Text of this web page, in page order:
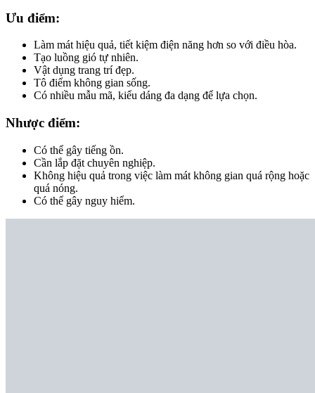
Ưu điểm:
Làm mát hiệu quả, tiết kiệm điện năng hơn so với điều hòa.
Tạo luồng gió tự nhiên.
Vật dụng trang trí đẹp.
Tô điểm không gian sống.
Có nhiều mẫu mã, kiểu dáng đa dạng để lựa chọn.
Nhược điểm:
Có thể gây tiếng ồn.
Cần lắp đặt chuyên nghiệp.
Không hiệu quả trong việc làm mát không gian quá rộng hoặc
quá nóng.
Có thể gây nguy hiểm.